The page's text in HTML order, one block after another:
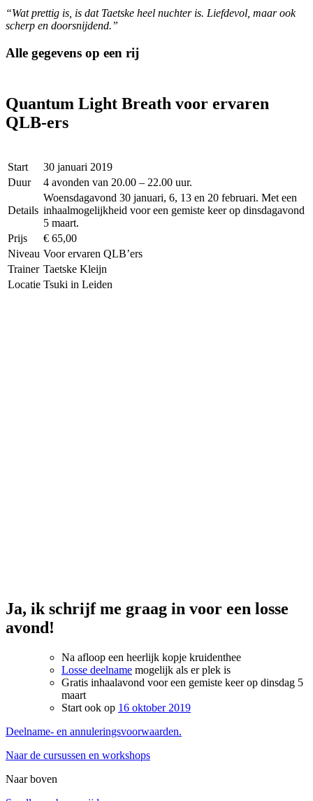
“Wat prettig is, is dat Taetske heel nuchter is. Liefdevol, maar ook
scherp en doorsnijdend.”
Alle gegevens op een rij
Quantum Light Breath voor ervaren
QLB-ers
Start
30 januari 2019
Duur
4 avonden van 20.00 – 22.00 uur.
Details
Woensdagavond 30 januari, 6, 13 en 20 februari. Met een
inhaalmogelijkheid voor een gemiste keer op dinsdagavond
5 maart.
Prijs
€ 65,00
Niveau Voor ervaren QLB’ers
Trainer Taetske Kleijn
Locatie Tsuki in Leiden
Ja, ik schrijf me graag in voor een losse
avond!
Na afloop een heerlijk kopje kruidenthee
Losse deelname mogelijk als er plek is
Gratis inhaalavond voor een gemiste keer op dinsdag 5
maart
Start ook op 16 oktober 2019
Deelname- en annuleringsvoorwaarden.
Naar de cursussen en workshops
Naar boven